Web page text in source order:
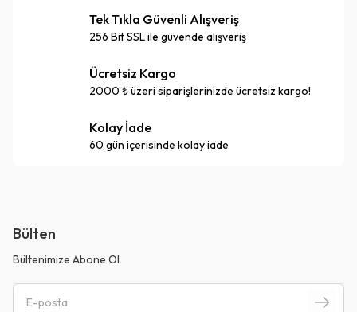
Tek Tıkla Güvenli Alışveriş
256 Bit SSL ile güvende alışveriş
Ücretsiz Kargo
2000 ₺ üzeri siparişlerinizde ücretsiz kargo!
Kolay İade
60 gün içerisinde kolay iade
Bülten
Bültenimize Abone Ol